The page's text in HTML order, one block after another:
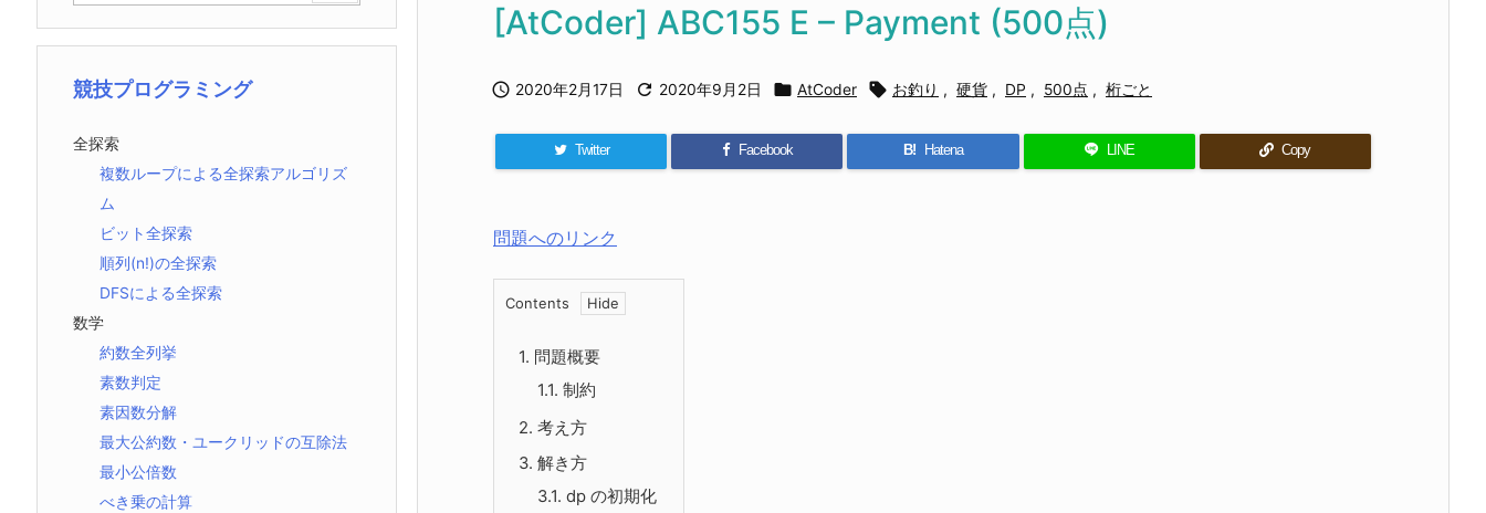
[AtCoder] ABC155 E – Payment (500点)
 2020年2月17日  2020年9月2日  AtCoder  お釣り , 硬貨 , DP , 500点 , 桁ごと
Twitter Facebook B! Hatena LINE Copy
問題へのリンク
Contents
1. 問題概要
1.1. 制約
2. 考え方
3. 解き方
3.1. dp の初期化
競技プログラミング
全探索
複数ループによる全探索アルゴリズ
ム
ビット全探索
順列(n!)の全探索
DFSによる全探索
数学
約数全列挙
素数判定
素因数分解
最大公約数・ユークリッドの互除法
最小公倍数
べき乗の計算